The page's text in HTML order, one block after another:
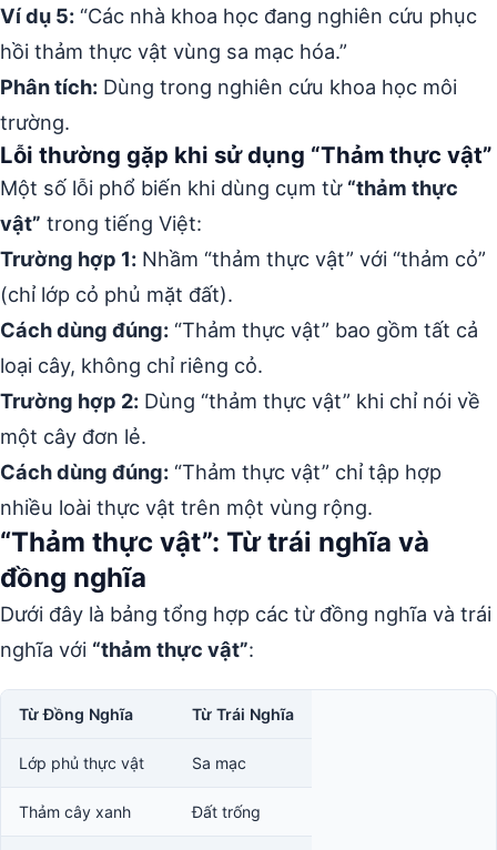
Ví dụ 5: “Các nhà khoa học đang nghiên cứu phục
hồi thảm thực vật vùng sa mạc hóa.”
Phân tích: Dùng trong nghiên cứu khoa học môi
trường.
Lỗi thường gặp khi sử dụng “Thảm thực vật”
Một số lỗi phổ biến khi dùng cụm từ “thảm thực
vật” trong tiếng Việt:
Trường hợp 1: Nhầm “thảm thực vật” với “thảm cỏ”
(chỉ lớp cỏ phủ mặt đất).
Cách dùng đúng: “Thảm thực vật” bao gồm tất cả
loại cây, không chỉ riêng cỏ.
Trường hợp 2: Dùng “thảm thực vật” khi chỉ nói về
một cây đơn lẻ.
Cách dùng đúng: “Thảm thực vật” chỉ tập hợp
nhiều loài thực vật trên một vùng rộng.
“Thảm thực vật”: Từ trái nghĩa và
đồng nghĩa
Dưới đây là bảng tổng hợp các từ đồng nghĩa và trái
nghĩa với “thảm thực vật”:
Từ Đồng Nghĩa Từ Trái Nghĩa
Lớp phủ thực vật Sa mạc
Thảm cây xanh Đất trống